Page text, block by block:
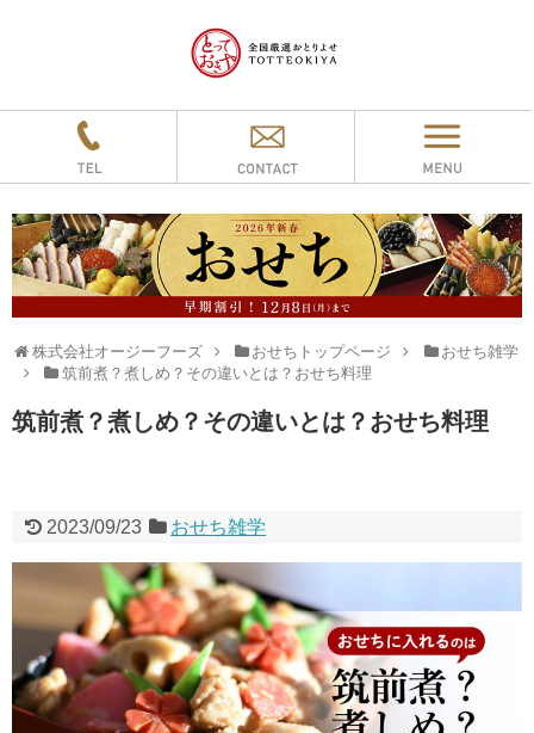
株式会社オージーフーズ おせちトップページ
おせち雑学
筑前煮？煮しめ？その違いとは？おせち料理
筑前煮？煮しめ？その違いとは？おせち料理
2023/09/23 おせち雑学